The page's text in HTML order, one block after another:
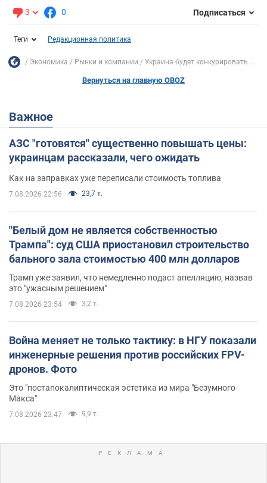
3 0 Подписаться
Теги Редакционная политика
Экономика Рынки и компании Украина будет конкурировать...
Вернуться на главную OBOZ
Важное
АЗС "готовятся" существенно повышать цены:
украинцам рассказали, чего ожидать
Как на заправках уже переписали стоимость топлива
7.08.2026 22:56 23,7 т.
"Белый дом не является собственностью
Трампа": суд США приостановил строительство
бального зала стоимостью 400 млн долларов
Трамп уже заявил, что немедленно подаст апелляцию, назвав
это "ужасным решением"
7.08.2026 23:54 3,2 т.
Война меняет не только тактику: в НГУ показали
инженерные решения против российских FPV-
дронов. Фото
Это "постапокалиптическая эстетика из мира "Безумного
Макса"
7.08.2026 23:47 9,9 т.